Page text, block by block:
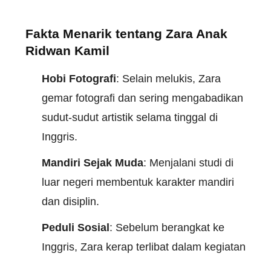
Fakta Menarik tentang Zara Anak
Ridwan Kamil
Hobi Fotografi: Selain melukis, Zara
gemar fotografi dan sering mengabadikan
sudut-sudut artistik selama tinggal di
Inggris.
Mandiri Sejak Muda: Menjalani studi di
luar negeri membentuk karakter mandiri
dan disiplin.
Peduli Sosial: Sebelum berangkat ke
Inggris, Zara kerap terlibat dalam kegiatan